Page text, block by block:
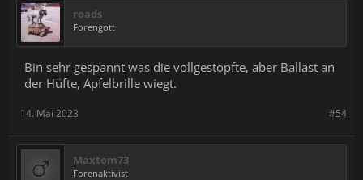
roads
Forengott
Bin sehr gespannt was die vollgestopfte, aber Ballast an
der Hüfte, Apfelbrille wiegt.
#54
14. Mai 2023
Maxtom73
Forenaktivist